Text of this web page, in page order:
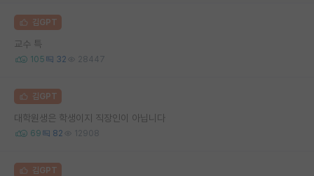
김GPT
교수 특
105 32 28447
김GPT
대학원생은 학생이지 직장인이 아닙니다
69 82 12908
김GPT